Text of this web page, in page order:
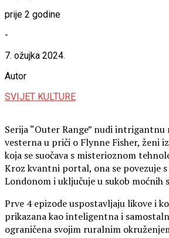
prije 2 godine
-
7. ožujka 2024.
Autor
SVIJET KULTURE
Serija “Outer Range” nudi intrigantnu
vesterna u priči o Flynne Fisher, ženi
koja se suočava s misterioznom
Kroz kvantni portal, ona se povezuje
Londonom i uključuje u sukob moćnih
Prve 4 epizode uspostavljaju likove i
prikazana kao inteligentna i
ograničena svojim ruralnim